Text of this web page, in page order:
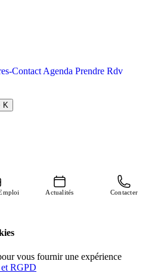
Contact Agenda Prendre Rdv
K
Actualités Contacter
vous fournir une expérience
RGPD